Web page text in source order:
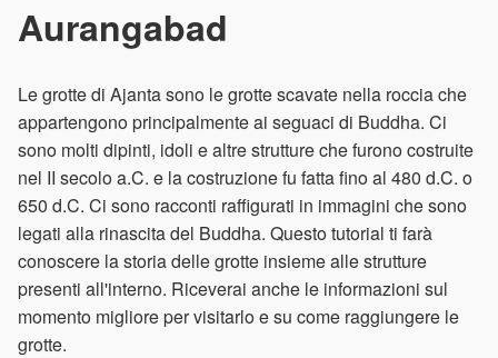
Aurangabad
Le grotte di Ajanta sono le grotte scavate nella roccia che
appartengono principalmente ai seguaci di Buddha. Ci
sono molti dipinti, idoli e altre strutture che furono costruite
nel II secolo a.C. e la costruzione fu fatta fino al 480 d.C. o
650 d.C. Ci sono racconti raffigurati in immagini che sono
legati alla rinascita del Buddha. Questo tutorial ti farà
conoscere la storia delle grotte insieme alle strutture
presenti all'interno. Riceverai anche le informazioni sul
momento migliore per visitarlo e su come raggiungere le
grotte.